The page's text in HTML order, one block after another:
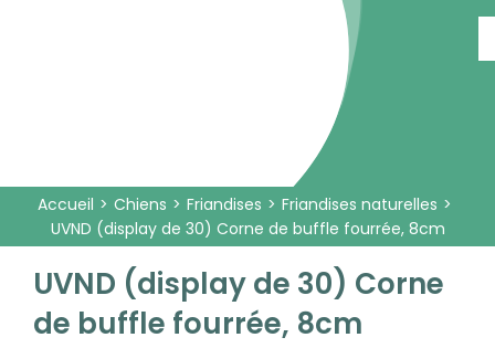
Accueil Chiens Friandises
Friandises naturelles
UVND (display de 30) Corne de buffle fourrée, 8cm
UVND (display de 30) Corne
de buffle fourrée, 8cm